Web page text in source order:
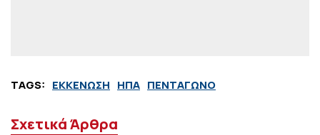
TAGS: ΕΚΚΕΝΩΣΗ ΗΠΑ ΠΕΝΤΑΓΩΝΟ
Σχετικά Άρθρα